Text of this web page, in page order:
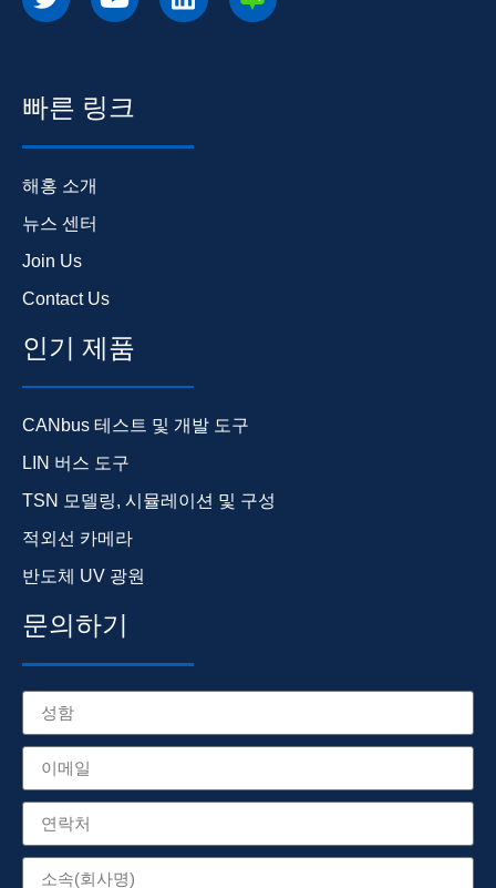
빠른 링크
해홍 소개
뉴스 센터
Join Us
Contact Us
인기 제품
CANbus 테스트 및 개발 도구
LIN 버스 도구
TSN 모델링, 시뮬레이션 및 구성
적외선 카메라
반도체 UV 광원
문의하기